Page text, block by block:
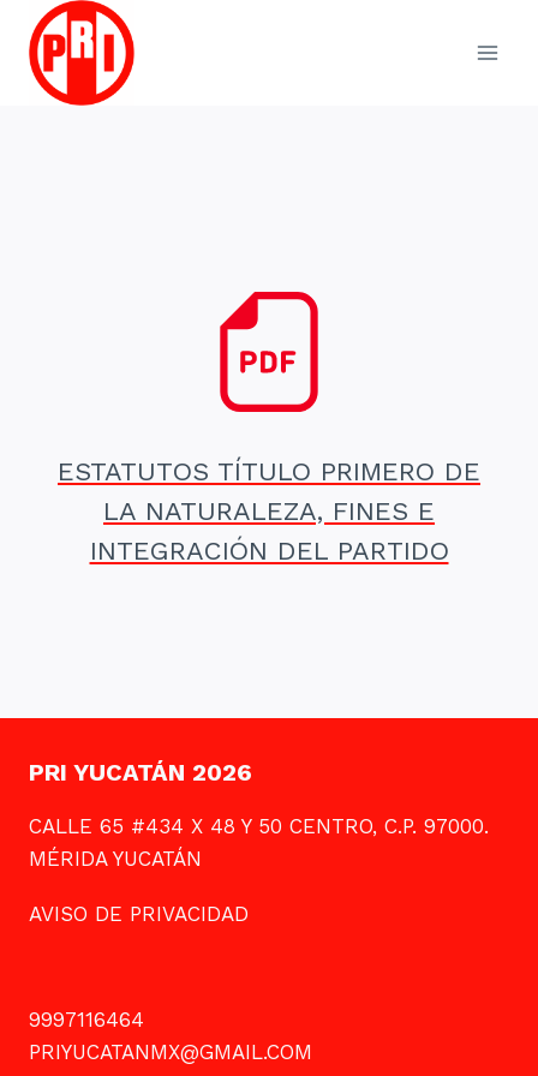
Skip
content
ESTATUTOS TÍTULO PRIMERO DE
LA NATURALEZA, FINES E
INTEGRACIÓN DEL PARTIDO
PRI YUCATÁN 2026
CALLE 65 #434 X 48 Y 50 CENTRO, C.P. 97000.
MÉRIDA YUCATÁN
AVISO DE PRIVACIDAD
9997116464
PRIYUCATANMX@GMAIL.COM